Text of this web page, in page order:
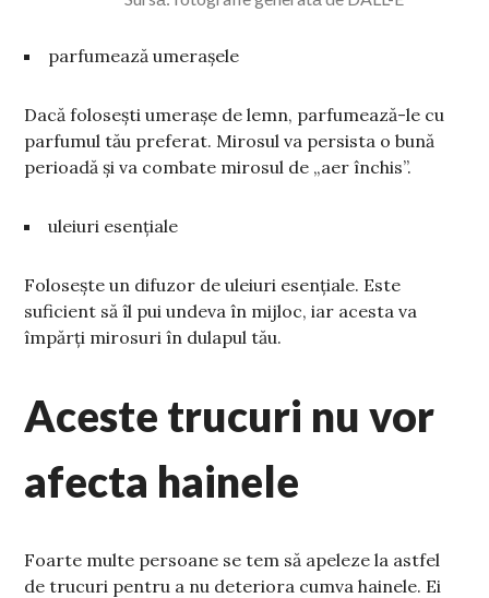
parfumează umerașele
Dacă folosești umerașe de lemn, parfumează-le cu
parfumul tău preferat. Mirosul va persista o bună
perioadă și va combate mirosul de „aer închis”.
uleiuri esențiale
Folosește un difuzor de uleiuri esențiale. Este
suficient să îl pui undeva în mijloc, iar acesta va
împărți mirosuri în dulapul tău.
Aceste trucuri nu vor
afecta hainele
Foarte multe persoane se tem să apeleze la astfel
de trucuri pentru a nu deteriora cumva hainele. Ei